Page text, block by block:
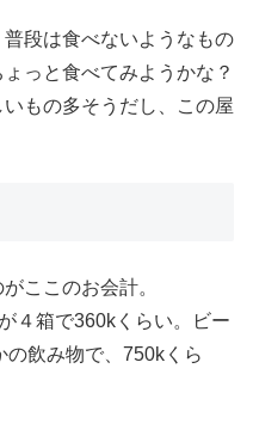
段は食べないようなもの
っと食べてみようかな？
もの多そうだし、この屋
ここのお会計。
４箱で360kくらい。ビー
の飲み物で、750kくら